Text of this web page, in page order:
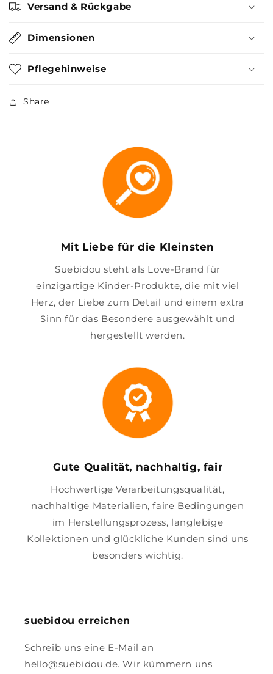
Versand & Rückgabe
Dimensionen
Pflegehinweise
Share
Mit Liebe für die Kleinsten
Suebidou steht als Love-Brand für
einzigartige Kinder-Produkte, die mit viel
Herz, der Liebe zum Detail und einem extra
Sinn für das Besondere ausgewählt und
hergestellt werden.
Gute Qualität, nachhaltig, fair
Hochwertige Verarbeitungsqualität,
nachhaltige Materialien, faire Bedingungen
im Herstellungsprozess, langlebige
Kollektionen und glückliche Kunden sind uns
besonders wichtig.
suebidou erreichen
Schreib uns eine E-Mail an
hello@suebidou.de. Wir kümmern uns